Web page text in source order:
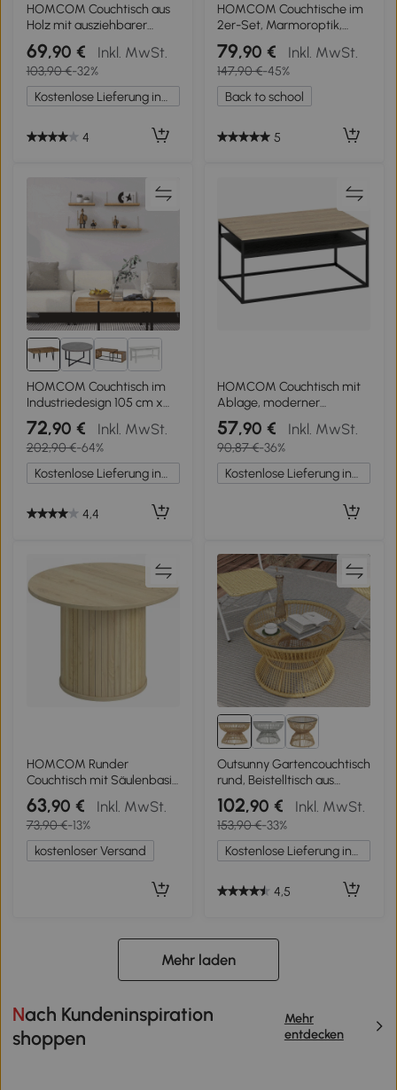
HOMCOM Couchtisch aus
Holz mit ausziehbarer
Platte und offenem sowie
verstecktem Fach,
110x52x36 cm, Weiß
69,90 € Inkl. MwSt.
103,90 €-32%
4
HOMCOM Couchtische im
2er-Set, Marmoroptik,
Spanplatte, Metall, runde
Kaffeetische für
Wohnzimmer,
ineinanderstellbar, Weiß
79,90 € Inkl. MwSt.
147,90 €-45%
Back to school
5
HOMCOM Couchtisch im
Industriedesign 105 cm x
60 cm x 42 cm Schwarz +
Braun
72,90 € Inkl. MwSt.
202,90 €-64%
Kostenlose Lieferung innerhalb Deutschlands
4,4
HOMCOM Couchtisch mit
Ablage, moderner
Industriestil,
Wohnzimmertisch für
Wohnzimmer,
Schlafzimmer, 100 x 59,8 x
47 cm, Eiche
57,90 € Inkl. MwSt.
90,87 €-36%
Kostenlose Lieferung innerhalb Deutschlands
HOMCOM Runder
Couchtisch mit Säulenbasis
und Lamellen für Wohn- &
Schlafzimmer Ø60x40 cm
Natur
63,90 € Inkl. MwSt.
73,90 €-13%
kostenloser Versand
Outsunny Gartencouchtisch
rund, Beistelltisch aus
Rattan-Optik und
gehärteter Glasplatte Ø60
x 37H cm
102,90 € Inkl. MwSt.
153,90 €-33%
Kostenlose Lieferung innerhalb Deutschlands
4,5
Mehr laden
Nach Kundeninspiration
shoppen
Mehr
entdecken